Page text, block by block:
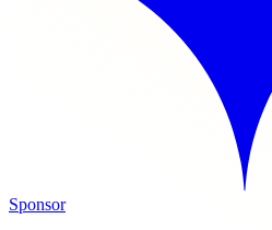
Sponsor